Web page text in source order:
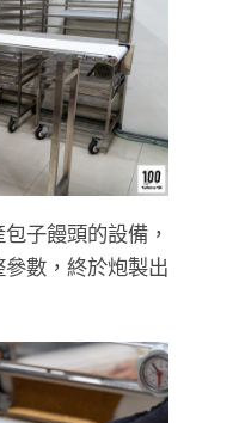
子饅頭的設備，
數，終於炮製出